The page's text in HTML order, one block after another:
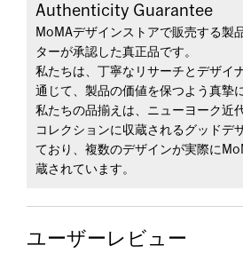
Authenticity Guarantee
MoMAデザインストアで販売する製
ターが承認した真正品です。
私たちは、丁寧なリサーチとデザイ
通じて、製品の価値を保つよう真摯
私たちの品揃えは、ニューヨーク近
コレクションに収蔵されるグッドデ
ており、複数のデザインが実際に
蔵されています。
ユーザーレビュー